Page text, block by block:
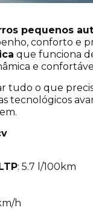
pequenos
conforto e
que funciona
e
tudo o que
tecnológicos
: 5.7 l/100km
h